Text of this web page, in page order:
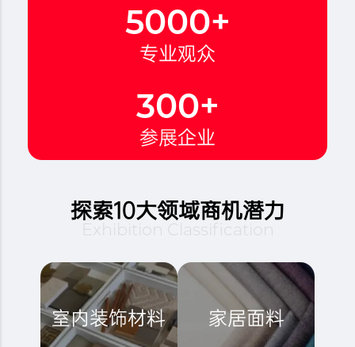
5000+
专业观众
300+
参展企业
探索10大领域商机潜力
Exhibition Classification
室内装饰材料 家居面料